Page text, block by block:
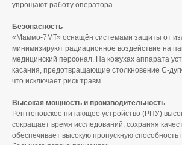
упрощают работу оператора.
Безопасность
«Маммо-7МТ» оснащён системами защиты от
минимизируют радиационное воздействие на
медицинский персонал. На кожухах аппарата
касания, предотвращающие столкновение С-
что исключает риск травм.
Высокая мощность и производительность
Рентгеновское питающее устройство (РПУ)
сокращает время исследований, сохраняя
обеспечивает высокую пропускную способность